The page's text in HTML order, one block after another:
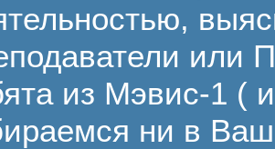
или
из Мэвис-1 (
ни в